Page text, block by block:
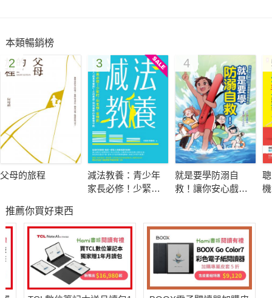
本類暢銷榜
2
父母的旅程
3
減法教養：青少年
家長必修！少緊
「超長青春期」，
走出焦慮、得到療
癒的新教養守則
4
就是要學防溺自
救！讓你安心戲水
推薦你買好東西